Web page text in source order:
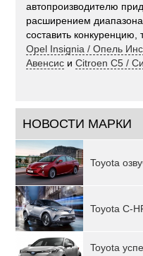
автопроизводителю
расширением
составить
Opel Insignia / Опель
Авенсис иCitroen C5 /
НОВОСТИ МАРКИ
Toyota
Toyota C-
Toyota